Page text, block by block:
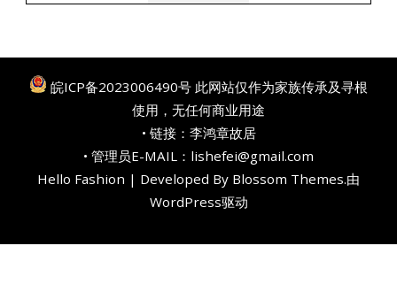
皖ICP备2023006490号 此网站仅作为家族传承及寻根
使用，无任何商业用途
• 链接： 李鸿章故居
• 管理员E-MAIL：lishefei@gmail.com
Hello Fashion | Developed By Blossom Themes.由
WordPress驱动